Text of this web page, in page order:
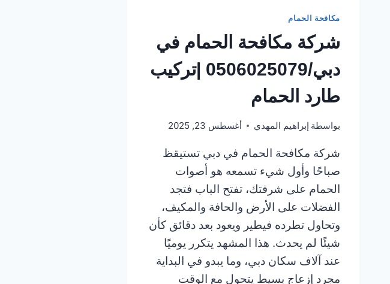
مكافحة الحمام
شركة مكافحة الحمام في
دبي/0506025079 |تركيب
طارد الحمام
بواسطة إبراهيم المهدي أغسطس 23, 2025
شركة مكافحة الحمام في دبي تستيقظ
صباحًا وأول شيء تسمعه هو أصوات
الحمام على شرفتك، تفتح الباب فتجد
الفضلات على الأرض والحافة والمكيف،
وتحاول تطرده فيطير ويعود بعد دقائق كأن
شيئًا لم يحدث. هذا المشهد يتكرر يوميًا
عند آلاف سكان دبي، وما يبدو في البداية
مجرد إزعاج بسيط يتحول مع الوقت